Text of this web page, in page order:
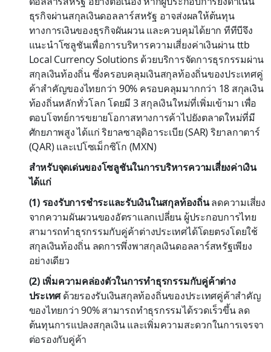
ธุรกิจผ่านสกุลเงินดอลลาร์สหรัฐ อาจส่งผลให้ต้นทุน
ทางการเงินของธุรกิจผันผวน และควบคุมได้ยาก ทีทีบีจึง
แนะนำโซลูชันเพื่อการบริหารความเสี่ยงค่าเงินผ่าน ttb
Local Currency Solutions ด้วยบริการจัดการธุรกรรมผ่าน
สกุลเงินท้องถิ่น ซึ่งครอบคลุมเงินสกุลท้องถิ่นของประเทศคู่
ค้าสำคัญของไทยกว่า 90% ครอบคลุมมากกว่า 18 สกุลเงิน
ท้องถิ่นหลักทั่วโลก โดยมี 3 สกุลเงินใหม่ที่เพิ่มเข้ามา เพื่อ
ตอบโจทย์การขยายโอกาสทางการค้าไปยังตลาดใหม่ที่มี
ศักยภาพสูง ได้แก่ ริยาลซาอุดิอาระเบีย (SAR) ริยาลกาตาร์
(QAR) และเปโซเม็กซิโก (MXN)
สำหรับจุดเด่นของโซลูชันในการบริหารความเสี่ยงค่าเงิน
ได้แก่
(1) รองรับการชำระและรับเงินในสกุลท้องถิ่นลดความเสี่ยง
จากความผันผวนของอัตราแลกเปลี่ยน ผู้ประกอบการไทย
สามารถทำธุรกรรมกับคู่ค้าต่างประเทศได้โดยตรงโดยใช้
สกุลเงินท้องถิ่น ลดการพึ่งพาสกุลเงินดอลลาร์สหรัฐเพียง
อย่างเดียว
(2) เพิ่มความคล่องตัวในการทำธุรกรรมกับคู่ค้าต่าง
ประเทศด้วยรองรับเงินสกุลท้องถิ่นของประเทศคู่ค้าสำคัญ
ของไทยกว่า 90% สามารถทำธุรกรรมได้รวดเร็วขึ้น ลด
ต้นทุนการแปลงสกุลเงิน และเพิ่มความสะดวกในการเจรจา
ต่อรองกับคู่ค้า